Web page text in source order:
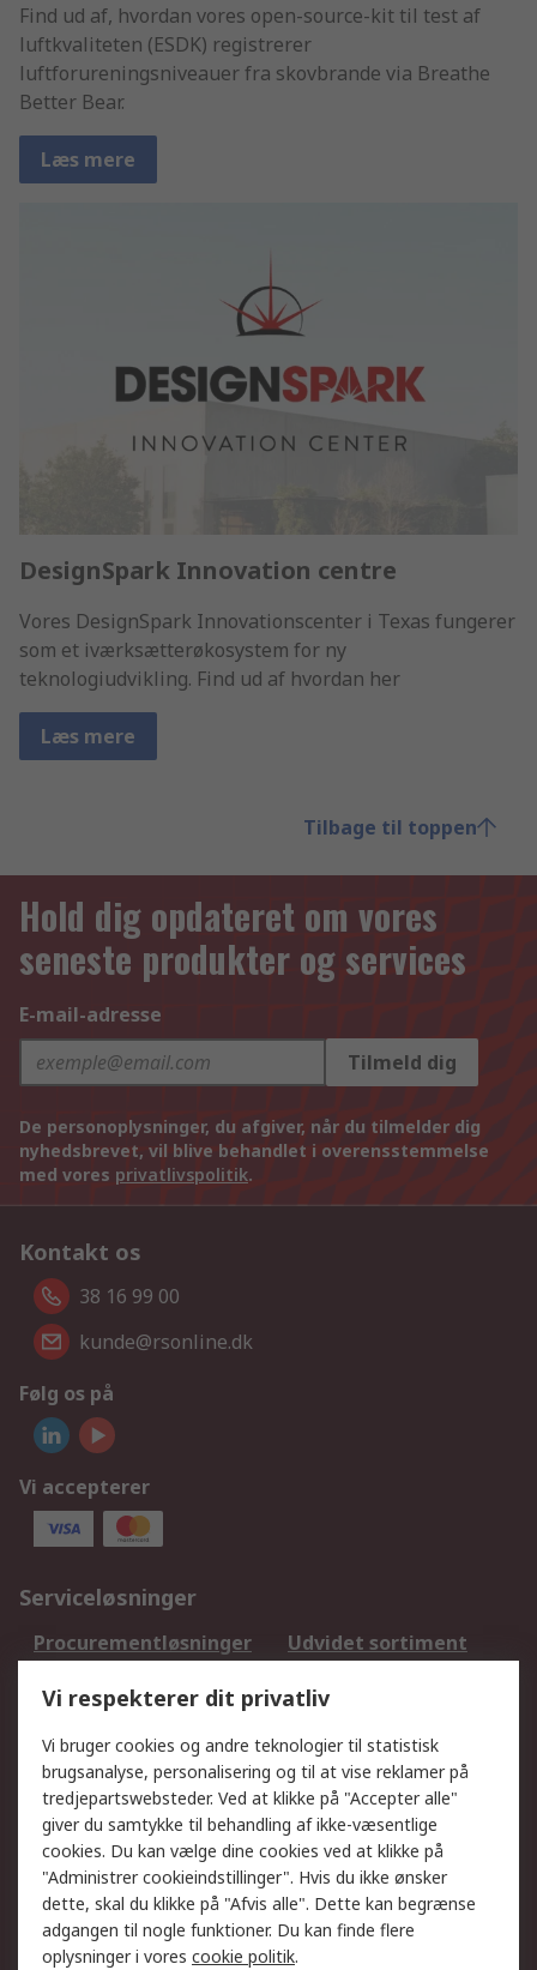
Find ud af, hvordan vores open-source-kit til test af
luftkvaliteten (ESDK) registrerer
luftforureningsniveauer fra skovbrande via Breathe
Better Bear.
Læs mere
DesignSpark Innovation centre
Vores DesignSpark Innovationscenter i Texas fungerer
som et iværksætterøkosystem for ny
teknologiudvikling. Find ud af hvordan her
Læs mere
Tilbage til toppen
Hold dig opdateret om vores
seneste produkter og services
E-mail-adresse
Tilmeld dig
De personoplysninger, du afgiver, når du tilmelder dig
nyhedsbrevet, vil blive behandlet i overensstemmelse
med vores privatlivspolitik.
Kontakt os
38 16 99 00
kunde@rsonline.dk
Følg os på
Vi accepterer
Serviceløsninger
Procurementløsninger
Udvidet sortiment
DesignSpark
Teknisk Support
Dit lokale salgsteam
Eksportløsninger
Support
Få hjælp
Returnering
Levering
Spor min ordre
Fakturakopi
Betalingsmuligheder
Fordele med Mit RS
Okdo
Vi respekterer dit privatliv
Vi bruger cookies og andre teknologier til statistisk
brugsanalyse, personalisering og til at vise reklamer på
tredjepartswebsteder. Ved at klikke på "Accepter alle"
giver du samtykke til behandling af ikke-væsentlige
cookies. Du kan vælge dine cookies ved at klikke på
"Administrer cookieindstillinger". Hvis du ikke ønsker
dette, skal du klikke på "Afvis alle". Dette kan begrænse
adgangen til nogle funktioner. Du kan finde flere
oplysninger i vores cookie politik.